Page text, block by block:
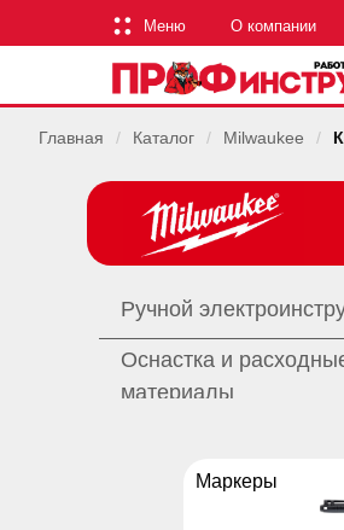
Меню О компании
Главная / Каталог / Milwaukee /
Ручной
Оснастка и
материалы
Маркеры